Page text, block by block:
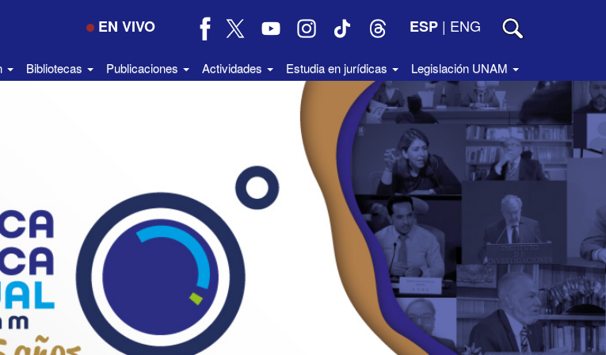
EN VIVO ESP | ENG
Bibliotecas Publicaciones Actividades Estudia en jurídicas Legislación UNAM